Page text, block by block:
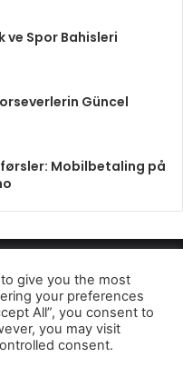
ve Spor Bahisleri
Güncel
Mobilbetaling på
2022
Telegram
give you the most
your preferences
All”, you consent to
you may visit
consent.